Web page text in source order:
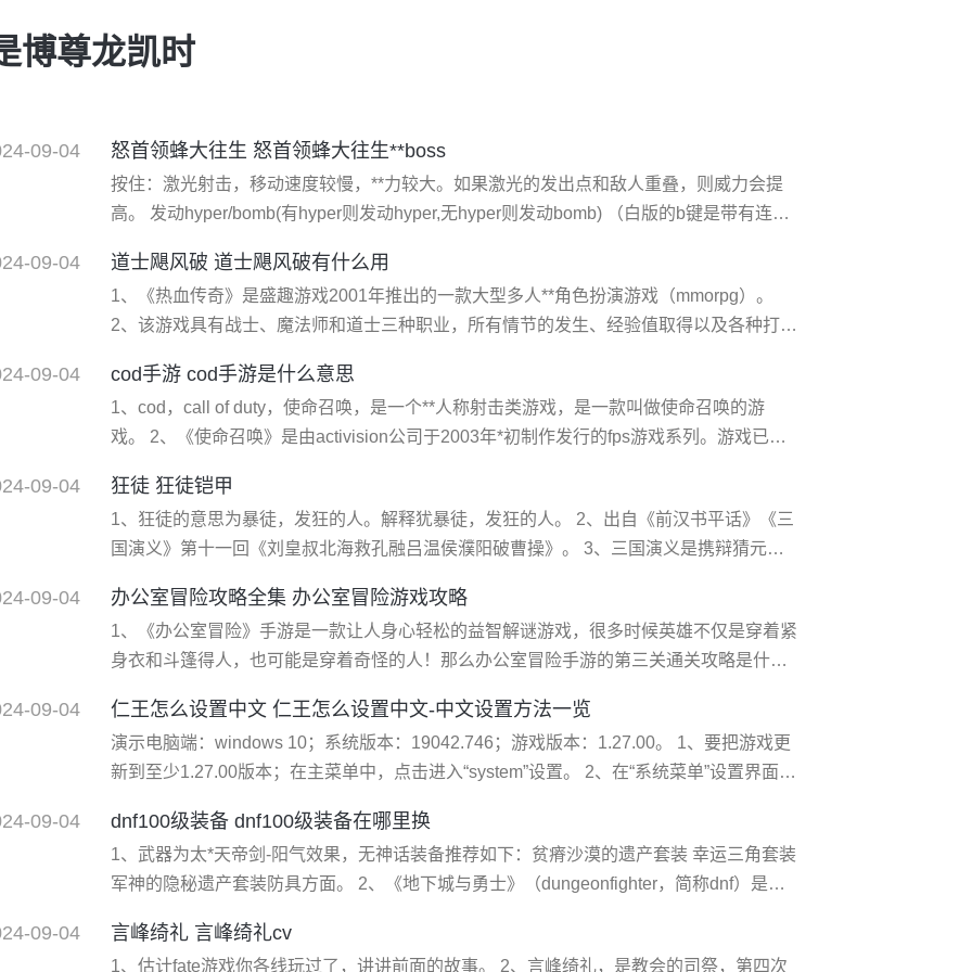
博尊龙凯时
09-04 怒首领蜂大往生 怒首领蜂大往生**boss
按住：激光射击，移动速度较慢，**力较大。如果激光的发出点和敌人重叠，则威力会提
高。 发动hyper/bomb(有hyper则发动hyper,无hyper则发动bomb) （白版的b键是带有连射
机之后还有能力强化人偶（doll）选择 散弹强化shotia：散弹2倍强化，射击范围宽
09-04 道士飓风破 道士飓风破有什么用
1、《热血传奇》是盛趣游戏2001年推出的一款大型多人**角色扮演游戏（mmorpg）。
2、该游戏具有战士、魔法师和道士三种职业，所有情节的发生、经验值取得以及各种打
了宁静平和后，新的问题来了。被人类驱逐到偏远地带的沃玛与其他种族的兽民又重新出
现了。 4、曾经有各种各样的生物生活在这神秘的玛法大陆
09-04 cod手游 cod手游是什么意思
1、cod，call of duty，使命召唤，是一个**人称射击类游戏，是一款叫做使命召唤的游
戏。 2、《使命召唤》是由activision公司于2003年*初制作发行的fps游戏系列。游戏已发
命召唤4：现代战争》、《使命召唤：战争世界》、《使命召唤：现代战争2》、《使命召
唤：黑色行动》、《使命召唤：现代战争3》
09-04 狂徒 狂徒铠甲
1、狂徒的意思为暴徒，发狂的人。解释犹暴徒，发狂的人。 2、出自《前汉书平话》《三
国演义》第十一回《刘皇叔北海救孔融吕温侯濮阳破曹操》。 3、三国演义是携辩猜元末
作而成的长篇章回体历史演义**，与《西游记》《水浒传》《红楼梦》并称为中国古典四
大名著。 4、三国演义是罗贯中在有关三国故事的宋元话本
09-04 办公室冒险攻略全集 办公室冒险游戏攻略
1、《办公室冒险》手游是一款让人身心轻松的益智解谜游戏，很多时候英雄不仅是穿着紧
身衣和斗篷得人，也可能是穿着奇怪的人！那么办公室冒险手游的第三关通关攻略是什么
螺丝刀。 3、用螺丝刀把有水阀门旁边的那个栅栏打开。然后钻进去。 4、上去后先向尤
走，在向前走，爬上去，再下来，再上去，然后向右边走，再顺着管道一直向下走
09-04 仁王怎么设置中文 仁王怎么设置中文-中文设置方法一览
演示电脑端：windows 10；系统版本：19042.746；游戏版本：1.27.00。 1、要把游戏更
新到至少1.27.00版本；在主菜单中，点击进入“system”设置。 2、在“系统菜单”设置界面，
3、可以看到底部的按键提示已经变成键鼠ui；设置实时生效，无需再次确认。返回菜单看
到键鼠ui设置成功即可
09-04 dnf100级装备 dnf100级装备在哪里换
1、武器为太*天帝剑-阳气效果，无神话装备推荐如下：贫瘠沙漠的遗产套装 幸运三角套装
军神的隐秘遗产套装防具方面。 2、《地下城与勇士》（dungeonfighter，简称dnf）是由
在各种虚空异界里，存在一种叫做“生命之水”的物体，可以使获得者拥有无限的生命。生命
09-04 言峰绮礼 言峰绮礼cv
1、估计fate游戏你各线玩过了，讲讲前面的故事。 2、言峰绮礼，是教会的司祭，第四次